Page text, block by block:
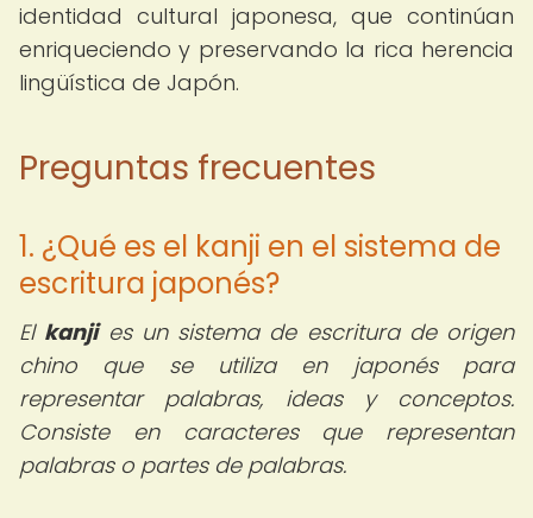
identidad cultural japonesa, que continúan
enriqueciendo y preservando la rica herencia
lingüística de Japón.
Preguntas frecuentes
1. ¿Qué es el kanji en el sistema de
escritura japonés?
El kanjies un sistema de escritura de origen
chino que se utiliza en japonés para
representar palabras, ideas y conceptos.
Consiste en caracteres que representan
palabras o partes de palabras.